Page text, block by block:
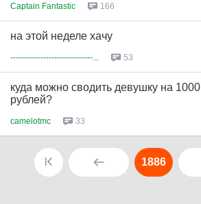
Captain Fantastic 166
на этой неделе хачу
------------------------------... 53
куда можно сводить девушку на 1000
рублей?
camelotmc 33
1886